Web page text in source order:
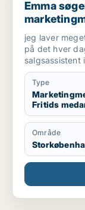
Emma
jeg laver
på det hver
salgsassistent
hvert job, og
tjener/
omrking 1,5 år
Type
Fritids
Område